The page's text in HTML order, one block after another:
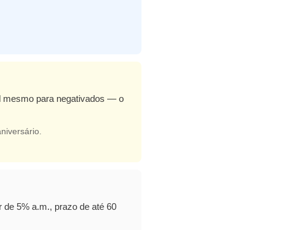
mesmo para negativados — o
de 5% a.m., prazo de até 60